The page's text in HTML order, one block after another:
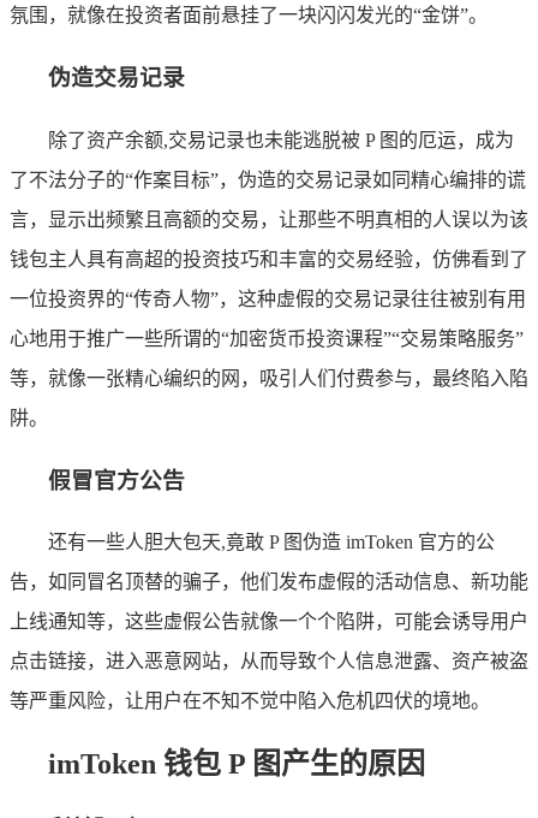
氛围，就像在投资者面前悬挂了一块闪闪发光的“金饼”。
伪造交易记录
除了资产余额,交易记录也未能逃脱被 P 图的厄运，成为
了不法分子的“作案目标”，伪造的交易记录如同精心编排的谎
言，显示出频繁且高额的交易，让那些不明真相的人误以为该
钱包主人具有高超的投资技巧和丰富的交易经验，仿佛看到了
一位投资界的“传奇人物”，这种虚假的交易记录往往被别有用
心地用于推广一些所谓的“加密货币投资课程”“交易策略服务”
等，就像一张精心编织的网，吸引人们付费参与，最终陷入陷
阱。
假冒官方公告
还有一些人胆大包天,竟敢 P 图伪造 imToken 官方的公
告，如同冒名顶替的骗子，他们发布虚假的活动信息、新功能
上线通知等，这些虚假公告就像一个个陷阱，可能会诱导用户
点击链接，进入恶意网站，从而导致个人信息泄露、资产被盗
等严重风险，让用户在不知不觉中陷入危机四伏的境地。
imToken 钱包 P 图产生的原因